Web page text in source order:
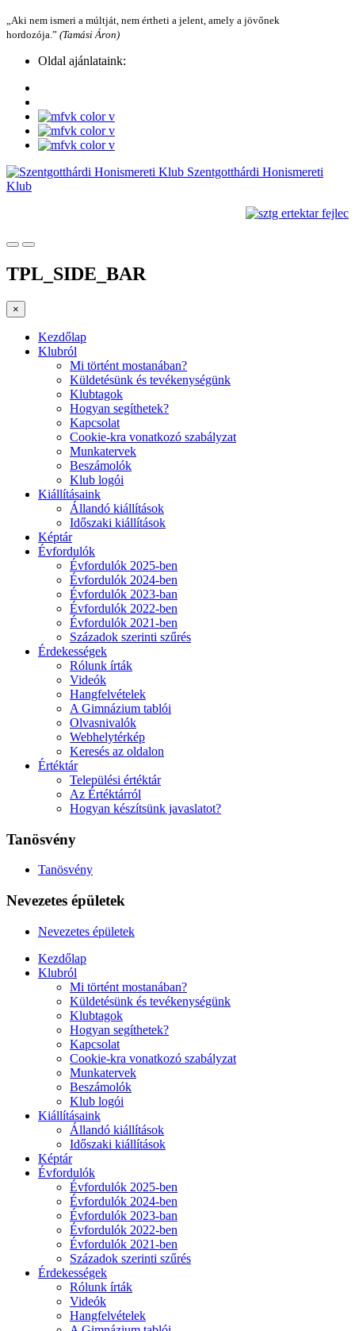
„Aki nem ismeri a múltját, nem értheti a jelent, amely a jövőnek
hordozója.” (Tamási Áron)
Oldal ajánlataink:
Szentgotthárdi Honismereti
Klub
TPL_SIDE_BAR
×
Kezdőlap
Klubról
Mi történt mostanában?
Küldetésünk és tevékenységünk
Klubtagok
Hogyan segíthetek?
Kapcsolat
Cookie-kra vonatkozó szabályzat
Munkatervek
Beszámolók
Klub logói
Kiállításaink
Állandó kiállítások
Időszaki kiállítások
Képtár
Évfordulók
Évfordulók 2025-ben
Évfordulók 2024-ben
Évfordulók 2023-ban
Évfordulók 2022-ben
Évfordulók 2021-ben
Századok szerinti szűrés
Érdekességek
Rólunk írták
Videók
Hangfelvételek
A Gimnázium tablói
Olvasnivalók
Webhelytérkép
Keresés az oldalon
Értéktár
Települési értéktár
Az Értéktárról
Hogyan készítsünk javaslatot?
Tanösvény
Tanösvény
Nevezetes épületek
Nevezetes épületek
Kezdőlap
Klubról
Mi történt mostanában?
Küldetésünk és tevékenységünk
Klubtagok
Hogyan segíthetek?
Kapcsolat
Cookie-kra vonatkozó szabályzat
Munkatervek
Beszámolók
Klub logói
Kiállításaink
Állandó kiállítások
Időszaki kiállítások
Képtár
Évfordulók
Évfordulók 2025-ben
Évfordulók 2024-ben
Évfordulók 2023-ban
Évfordulók 2022-ben
Évfordulók 2021-ben
Századok szerinti szűrés
Érdekességek
Rólunk írták
Videók
Hangfelvételek